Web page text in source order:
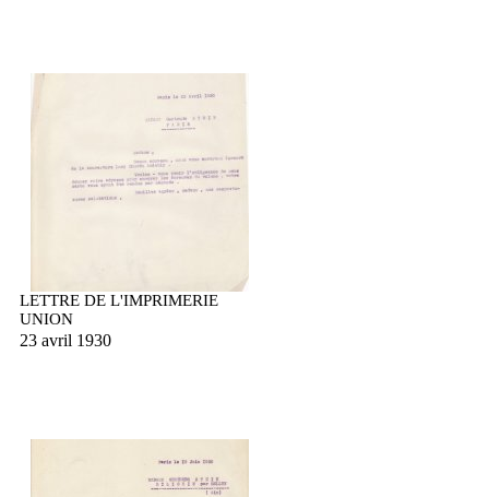
LETTRE DE L'IMPRIMERIE
UNION
23 avril 1930